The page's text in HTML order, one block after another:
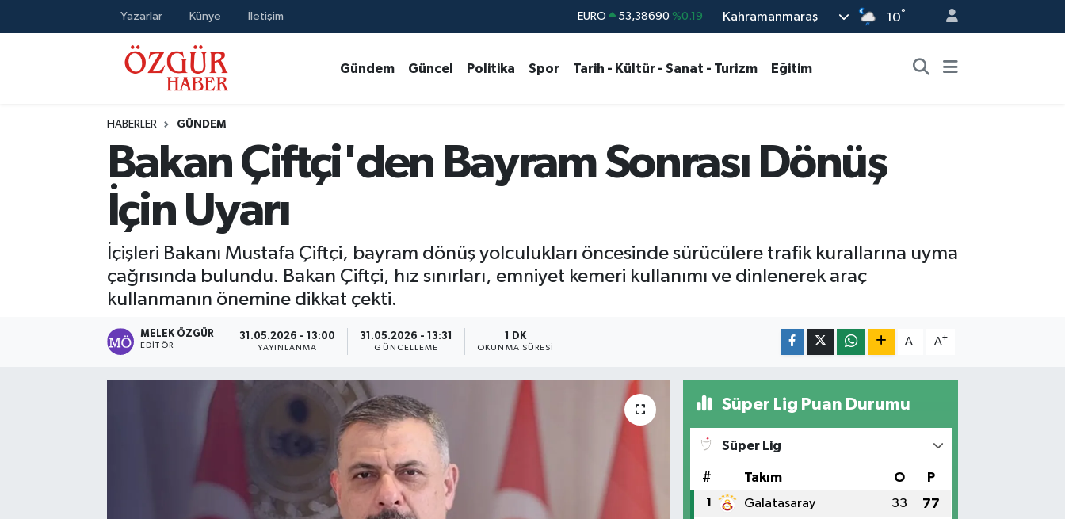
Yazarlar Künye İletişim STERLİN 61,60380 %0.18
BİST100 14.598,00 %0
EURO 53,38690 %0.19
Kahramanmaraş 10°
Gündem Güncel Politika Spor Tarih - Kültür - Sanat - Turizm Eğitim
HABERLER GÜNDEM
Bakan Çiftçi'den Bayram Sonrası Dönüş
İçin Uyarı
İçişleri Bakanı Mustafa Çiftçi, bayram dönüş yolculukları öncesinde sürücülere trafik kurallarına uyma
çağrısında bulundu. Bakan Çiftçi, hız sınırları, emniyet kemeri kullanımı ve dinlenerek araç
kullanmanın önemine dikkat çekti.
MELEK ÖZGÜR
EDITÖR
31.05.2026 - 13:00
YAYINLANMA
31.05.2026 - 13:31
GÜNCELLEME
1 DK
OKUNMA SÜRESI
A- A+
Süper Lig Puan Durumu
Süper Lig
# Takım O P
1 Galatasaray 33 77
MODA - GÜZELLİK
Nöbetçi Eczaneler
Trafik Durumu
Süper Lig Puan Durumu ve Fikstür
Tüm Manşetler
Son Dakika Haberleri
Haber Arşivi